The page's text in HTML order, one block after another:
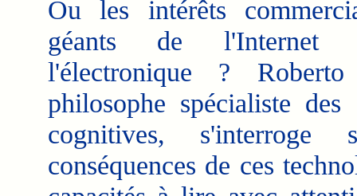
Ou les intérêts
géants de
l'électronique ? Roberto
philosophe spécialiste des
cognitives, s'interroge
conséquences de ces